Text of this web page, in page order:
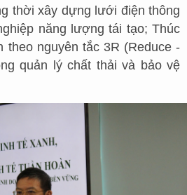
thời xây dựng lưới điện thông
năng lượng tái tạo; Thúc
theo nguyên tắc 3R (Reduce -
quản lý chất thải và bảo vệ